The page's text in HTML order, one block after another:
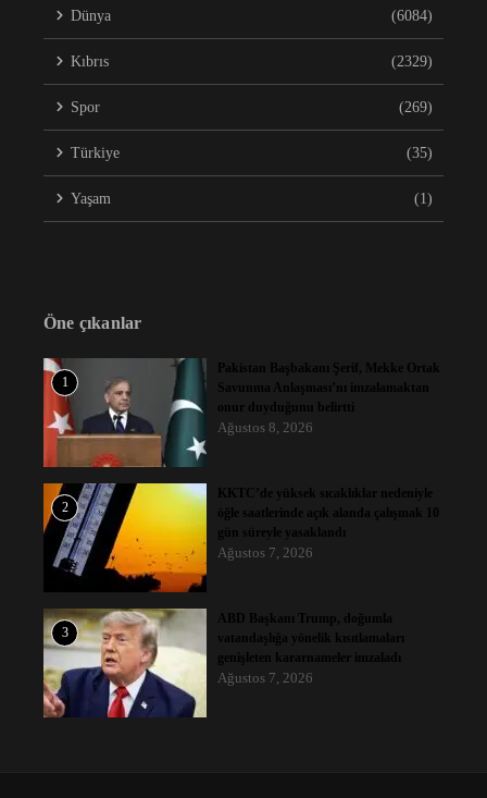
Dünya (6084)
Kıbrıs (2329)
Spor (269)
Türkiye (35)
Yaşam (1)
Öne çıkanlar
1
Pakistan Başbakanı Şerif, Mekke Ortak
Savunma Anlaşması’nı imzalamaktan
onur duyduğunu belirtti
Ağustos 8, 2026
2
KKTC’de yüksek sıcaklıklar nedeniyle
öğle saatlerinde açık alanda çalışmak 10
gün süreyle yasaklandı
Ağustos 7, 2026
3
ABD Başkanı Trump, doğumla
vatandaşlığa yönelik kısıtlamaları
genişleten kararnameler imzaladı
Ağustos 7, 2026